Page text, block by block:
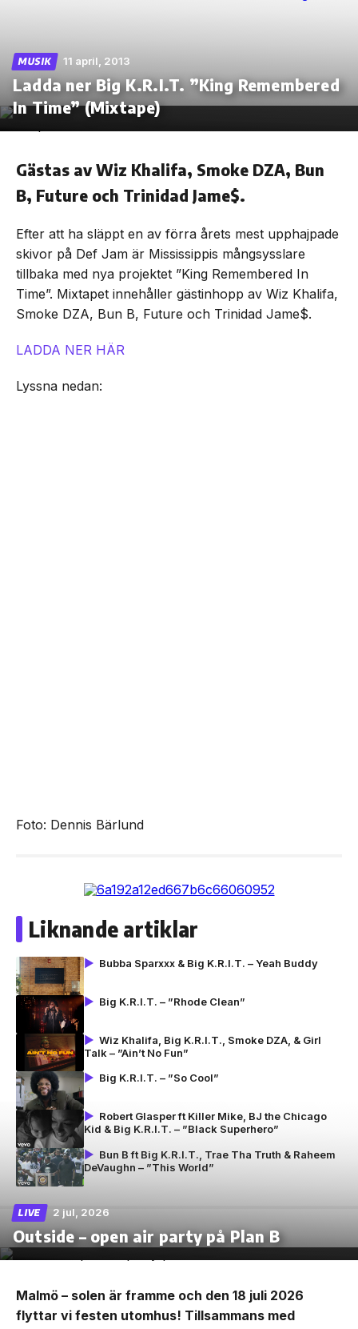
Skip
the
MUSIK 11 april, 2013
Ladda ner Big K.R.I.T. ”King Remembered
In Time” (Mixtape)
Gästas av Wiz Khalifa, Smoke DZA, Bun
B, Future och Trinidad Jame$.
Efter att ha släppt en av förra årets mest upphajpade
skivor på Def Jam är Mississippis mångsysslare
tillbaka med nya projektet ”King Remembered In
Time”. Mixtapet innehåller gästinhopp av Wiz Khalifa,
Smoke DZA, Bun B, Future och Trinidad Jame$.
LADDA NER HÄR
Lyssna nedan:
Foto: Dennis Bärlund
Liknande artiklar
Bubba Sparxxx & Big K.R.I.T. – Yeah Buddy
Big K.R.I.T. – ”Rhode Clean”
Wiz Khalifa, Big K.R.I.T., Smoke DZA, & Girl
Talk – ”Ain’t No Fun”
Big K.R.I.T. – ”So Cool”
Robert Glasper ft Killer Mike, BJ the Chicago
Kid & Big K.R.I.T. – ”Black Superhero”
Bun B ft Big K.R.I.T., Trae Tha Truth & Raheem
DeVaughn – ”This World”
LIVE 2 jul, 2026
Outside – open air party på Plan B
Malmö – solen är framme och den 18 juli 2026
flyttar vi festen utomhus! Tillsammans med